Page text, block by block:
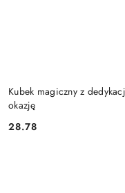
Kubek magiczny z
okazję
Cena:
28.78